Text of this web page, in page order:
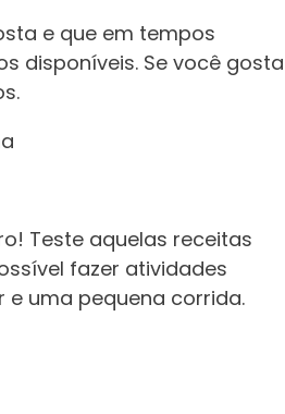
e que em tempos
disponíveis. Se você gosta
Teste aquelas receitas
fazer atividades
uma pequena corrida.